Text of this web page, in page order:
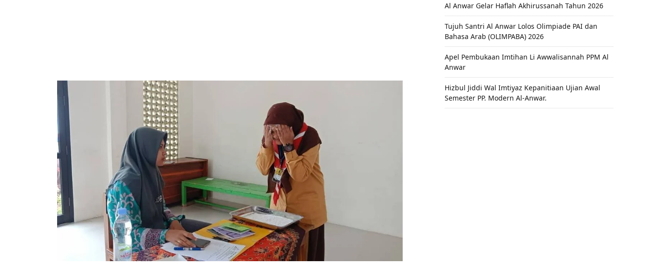
Al Anwar Gelar Haflah Akhirussanah Tahun 2026
Tujuh Santri Al Anwar Lolos Olimpiade PAI dan
Bahasa Arab (OLIMPABA) 2026
Apel Pembukaan Imtihan Li Awwalisannah PPM Al
Anwar
Hizbul Jiddi Wal Imtiyaz Kepanitiaan Ujian Awal
Semester PP. Modern Al-Anwar.